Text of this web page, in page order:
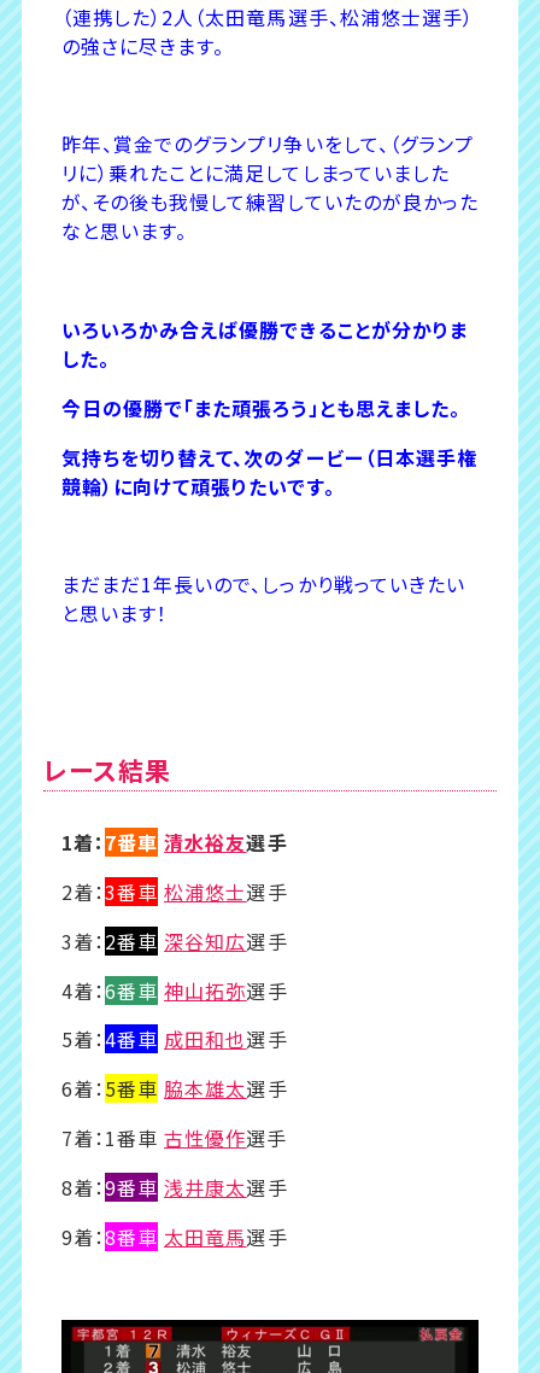
（連携した）2人（太田竜馬選手、松浦悠士選手）
の強さに尽きます。
昨年、賞金でのグランプリ争いをして、（グランプ
リに）乗れたことに満足してしまっていました
が、その後も我慢して練習していたのが良かった
なと思います。
いろいろかみ合えば優勝できることが分かりま
した。
今日の優勝で「また頑張ろう」とも思えました。
気持ちを切り替えて、次のダービー（日本選手権
競輪）に向けて頑張りたいです。
まだまだ1年長いので、しっかり戦っていきたい
と思います！
レース結果
1着： 7番車 清水裕友選手
2着：3番車 松浦悠士選手
3着：2番車 深谷知広選手
4着：6番車 神山拓弥選手
5着：4番車 成田和也選手
6着：5番車 脇本雄太選手
7着：1番車古性優作選手
8着：9番車 浅井康太選手
9着：8番車 太田竜馬選手